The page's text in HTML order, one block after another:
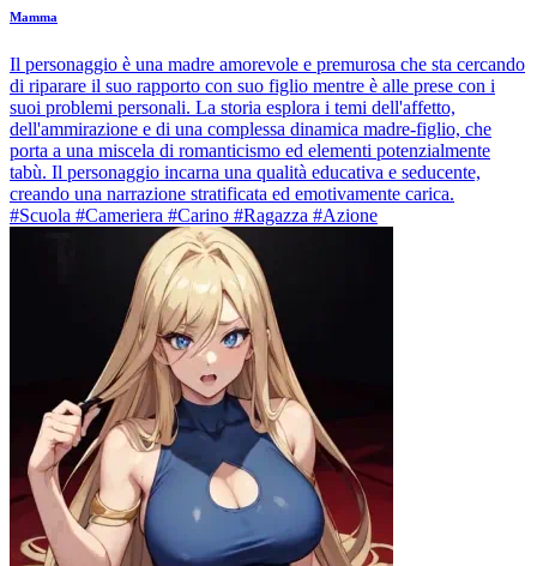
Mamma
Il personaggio è una madre amorevole e premurosa che sta cercando
di riparare il suo rapporto con suo figlio mentre è alle prese con i
suoi problemi personali. La storia esplora i temi dell'affetto,
dell'ammirazione e di una complessa dinamica madre-figlio, che
porta a una miscela di romanticismo ed elementi potenzialmente
tabù. Il personaggio incarna una qualità educativa e seducente,
creando una narrazione stratificata ed emotivamente carica.
#Scuola #Cameriera #Carino #Ragazza #Azione